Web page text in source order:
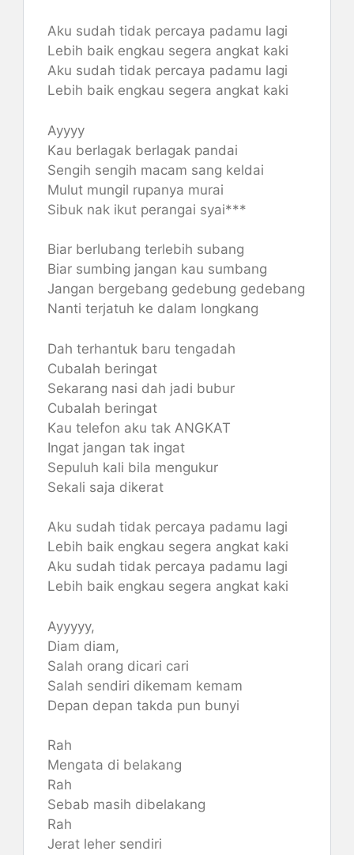
Aku sudah tidak percaya padamu lagi
Lebih baik engkau segera angkat kaki
Aku sudah tidak percaya padamu lagi
Lebih baik engkau segera angkat kaki
Ayyyy
Kau berlagak berlagak pandai
Sengih sengih macam sang keldai
Mulut mungil rupanya murai
Sibuk nak ikut perangai syai***
Biar berlubang terlebih subang
Biar sumbing jangan kau sumbang
Jangan bergebang gedebung gedebang
Nanti terjatuh ke dalam longkang
Dah terhantuk baru tengadah
Cubalah beringat
Sekarang nasi dah jadi bubur
Cubalah beringat
Kau telefon aku tak ANGKAT
Ingat jangan tak ingat
Sepuluh kali bila mengukur
Sekali saja dikerat
Aku sudah tidak percaya padamu lagi
Lebih baik engkau segera angkat kaki
Aku sudah tidak percaya padamu lagi
Lebih baik engkau segera angkat kaki
Ayyyyy,
Diam diam,
Salah orang dicari cari
Salah sendiri dikemam kemam
Depan depan takda pun bunyi
Rah
Mengata di belakang
Rah
Sebab masih dibelakang
Rah
Jerat leher sendiri